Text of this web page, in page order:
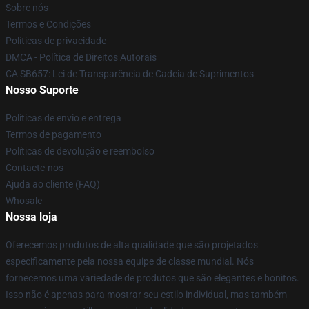
Sobre nós
Termos e Condições
Políticas de privacidade
DMCA - Política de Direitos Autorais
CA SB657: Lei de Transparência de Cadeia de Suprimentos
Nosso Suporte
Políticas de envio e entrega
Termos de pagamento
Políticas de devolução e reembolso
Contacte-nos
Ajuda ao cliente (FAQ)
Whosale
Nossa loja
Oferecemos produtos de alta qualidade que são projetados
especificamente pela nossa equipe de classe mundial. Nós
fornecemos uma variedade de produtos que são elegantes e bonitos.
Isso não é apenas para mostrar seu estilo individual, mas também